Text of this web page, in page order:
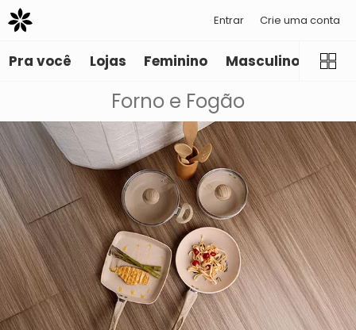
Entrar Crie uma conta
Pra você Lojas Feminino Masculino
Forno e Fogão